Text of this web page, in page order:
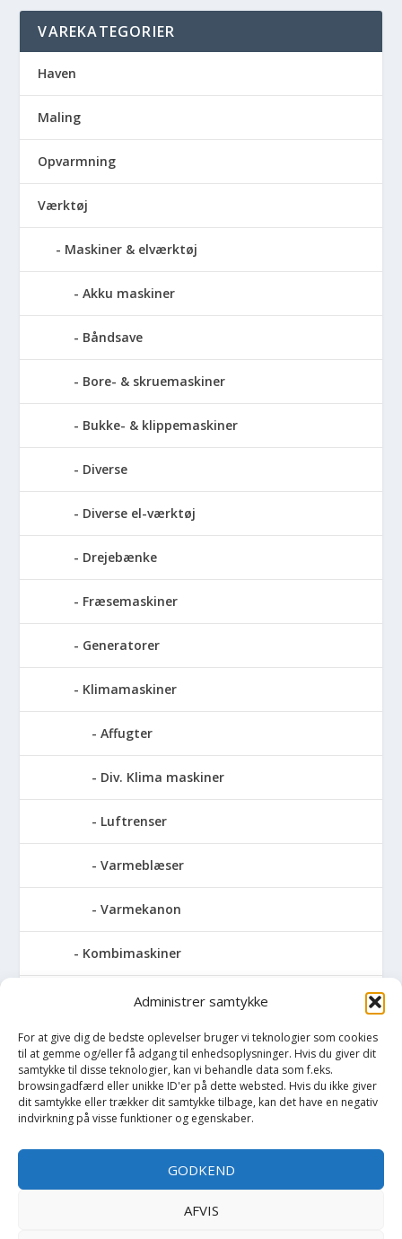
Administrer samtykke
For at give dig de bedste oplevelser bruger vi teknologier som cookies
til at gemme og/eller få adgang til enhedsoplysninger. Hvis du giver dit
samtykke til disse teknologier, kan vi behandle data som f.eks.
browsingadfærd eller unikke ID'er på dette websted. Hvis du ikke giver
dit samtykke eller trækker dit samtykke tilbage, kan det have en negativ
indvirkning på visse funktioner og egenskaber.
GODKEND
AFVIS
VAREKATEGORIER
Haven
Maling
Opvarmning
Værktøj
Maskiner & elværktøj
Akku maskiner
Båndsave
Bore- & skruemaskiner
Bukke- & klippemaskiner
Diverse
Diverse el-værktøj
Drejebænke
Fræsemaskiner
Generatorer
Klimamaskiner
Affugter
Div. Klima maskiner
Luftrenser
Varmeblæser
Varmekanon
Kombimaskiner
Kompressor
Pressemaskiner
Save
Søjlebore- & bænkboremaskiner